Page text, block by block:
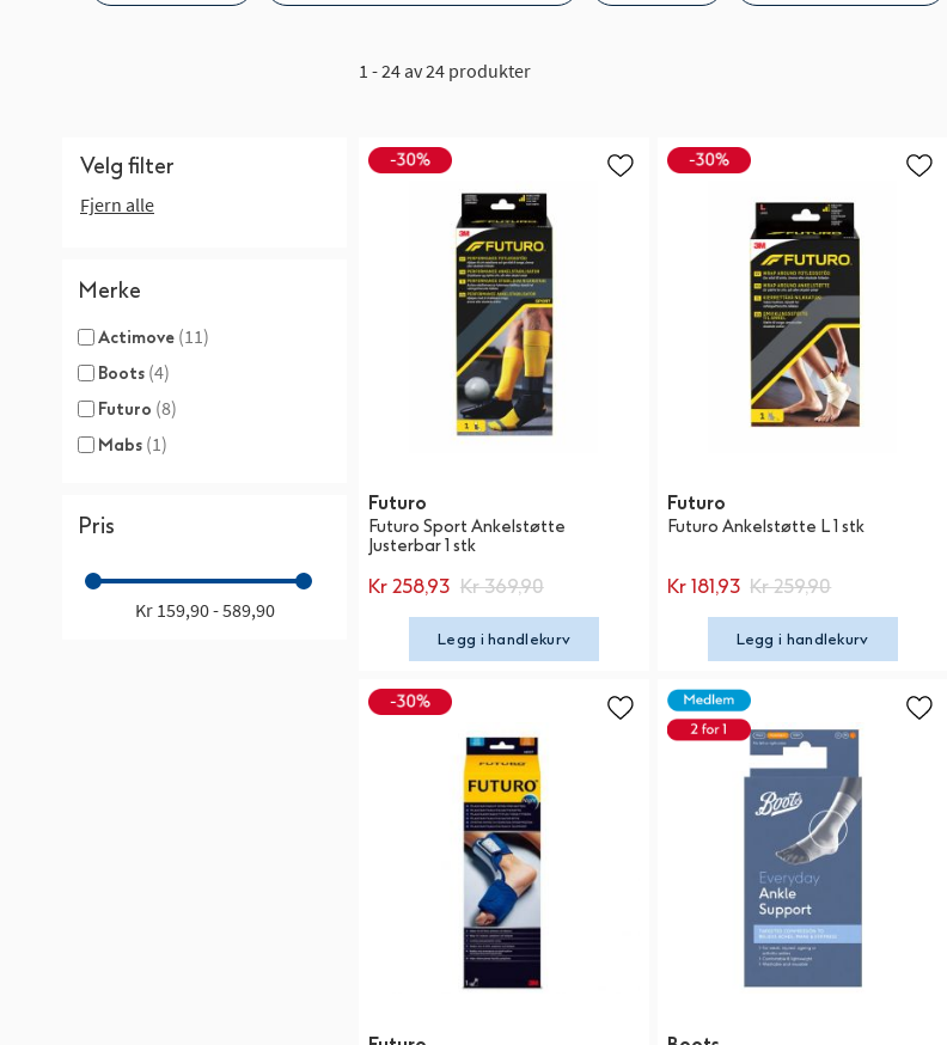
Velg filter
Fjern alle
Merke
Actimove (11)
Boots (4)
Futuro (8)
Mabs (1)
Pris
Kr 159,90 - 589,90
1 - 24 av 24 produkter
Futuro
Futuro Sport Ankelstøtte
Justerbar 1 stk
Kr 258,93 Kr 369,90
Legg i handlekurv
Futuro
Futuro Ankelstøtte L 1 stk
Kr 181,93 Kr 259,90
Legg i handlekurv